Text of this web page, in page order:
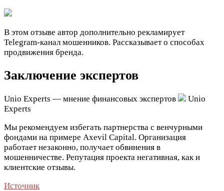
В этом отзыве автор дополнительно рекламирует
Telegram-канал мошенников. Рассказывает о способах
продвижения бренда.
Заключение экспертов
Unio Experts — мнение финансовых экспертов
Unio
Experts
Мы рекомендуем избегать партнерства с венчурными
фондами на примере Axevil Capital. Организация
работает незаконно, получает обвинения в
мошенничестве. Репутация проекта негативная, как и
клиентские отзывы.
Источник